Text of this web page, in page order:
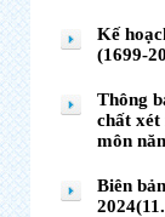
Kế
(1699-
Thông
chất xét
môn
Biên